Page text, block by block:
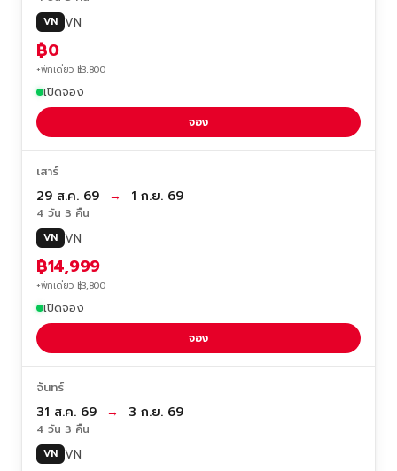
VN VN
฿0
+พักเดี่ยว ฿3,800
เปิดจอง
จอง
เสาร์
29 ส.ค. 69 → 1 ก.ย. 69
4 วัน 3 คืน
VN VN
฿14,999
+พักเดี่ยว ฿3,800
เปิดจอง
จอง
จันทร์
31 ส.ค. 69 → 3 ก.ย. 69
4 วัน 3 คืน
VN VN